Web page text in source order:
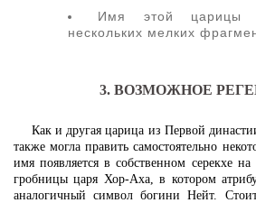
Имя этой царицы
нескольких мелких
3. ВОЗМОЖНОЕ
Как и другая царица из Первой
также могла править самостоятельно
имя появляется в собственном серекхе
гробницы царя Хор-Аха, в котором
аналогичный символ богини Нейт.